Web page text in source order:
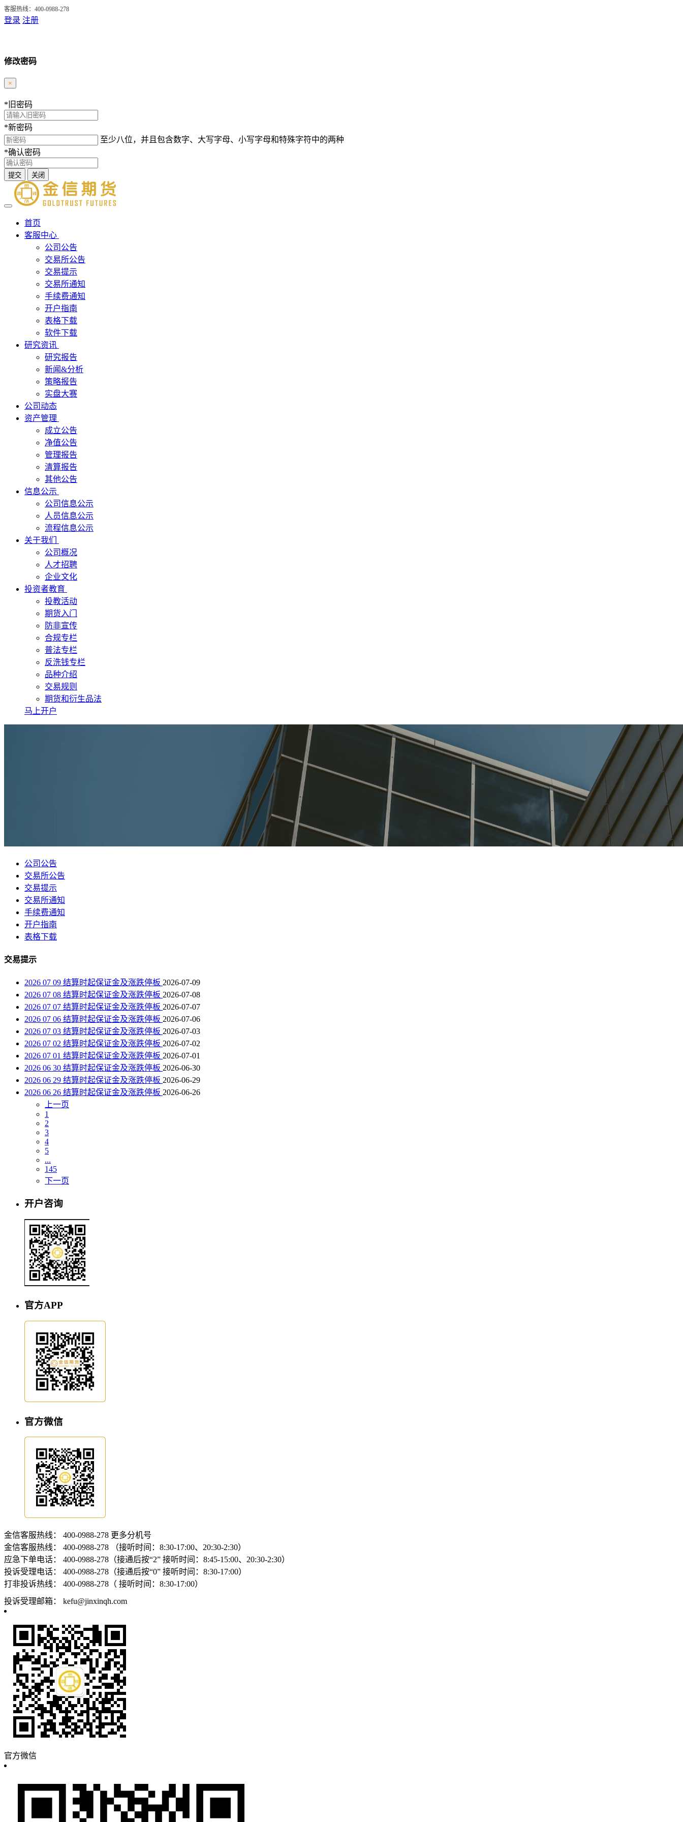
客服热线：400-0988-278
登录 注册
修改密码
×
* 旧密码
*新密码
至少八位，并且包含数字、大写字母、小写字母和特殊字符中的两种
*确认密码
提交 关闭
首页
客服中心
公司公告
交易所公告
交易提示
交易所通知
手续费通知
开户指南
表格下载
软件下载
研究资讯
研究报告
新闻&分析
策略报告
实盘大赛
公司动态
资产管理
成立公告
净值公告
管理报告
清算报告
其他公告
信息公示
公司信息公示
人员信息公示
流程信息公示
关于我们
公司概况
人才招聘
企业文化
投资者教育
投教活动
期货入门
防非宣传
合规专栏
普法专栏
反洗钱专栏
品种介绍
交易规则
期货和衍生品法
马上开户
公司公告
交易所公告
交易提示
交易所通知
手续费通知
开户指南
表格下载
交易提示
2026 07 09 结算时起保证金及涨跌停板 2026-07-09
2026 07 08 结算时起保证金及涨跌停板 2026-07-08
2026 07 07 结算时起保证金及涨跌停板 2026-07-07
2026 07 06 结算时起保证金及涨跌停板 2026-07-06
2026 07 03 结算时起保证金及涨跌停板 2026-07-03
2026 07 02 结算时起保证金及涨跌停板 2026-07-02
2026 07 01 结算时起保证金及涨跌停板 2026-07-01
2026 06 30 结算时起保证金及涨跌停板 2026-06-30
2026 06 29 结算时起保证金及涨跌停板 2026-06-29
2026 06 26 结算时起保证金及涨跌停板 2026-06-26
上一页
1
2
3
4
5
...
145
下一页
开户咨询
官方APP
官方微信
金信客服热线： 400-0988-278 更多分机号
金信客服热线：
400-0988-278 （接听时间：8:30-17:00、20:30-2:30）
应急下单电话：
400-0988-278（接通后按“2” 接听时间：8:45-15:00、20:30-2:30）
投诉受理电话：
400-0988-278（接通后按“0” 接听时间：8:30-17:00）
打非投诉热线：
400-0988-278（ 接听时间：8:30-17:00）
投诉受理邮箱：
kefu@jinxinqh.com
官方微信